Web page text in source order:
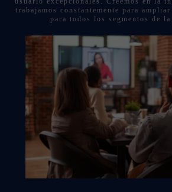
trabajamos constantemente para
para todos los segmentos de